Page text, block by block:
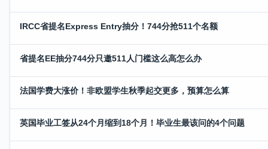
IRCC省提名Express Entry抽分！744分抢511个名额
省提名EE抽分744分只邀511人门槛这么高怎么办
法国学费大涨价！非欧盟学生秋季起交更多，预算怎么算
英国毕业工签从24个月缩到18个月！毕业生最该问的4个问题